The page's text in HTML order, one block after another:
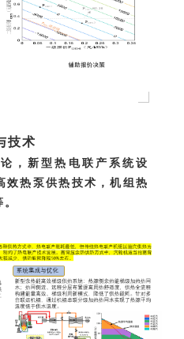
技术
，新型热电联产系统设
效热泵供热技术，机组热